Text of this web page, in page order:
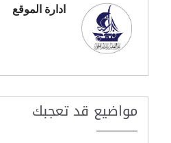
ادارة الموقع
مواضيع قد تعجبك